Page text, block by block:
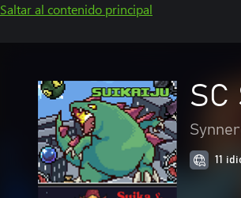
Saltar al contenido principal
SC
11